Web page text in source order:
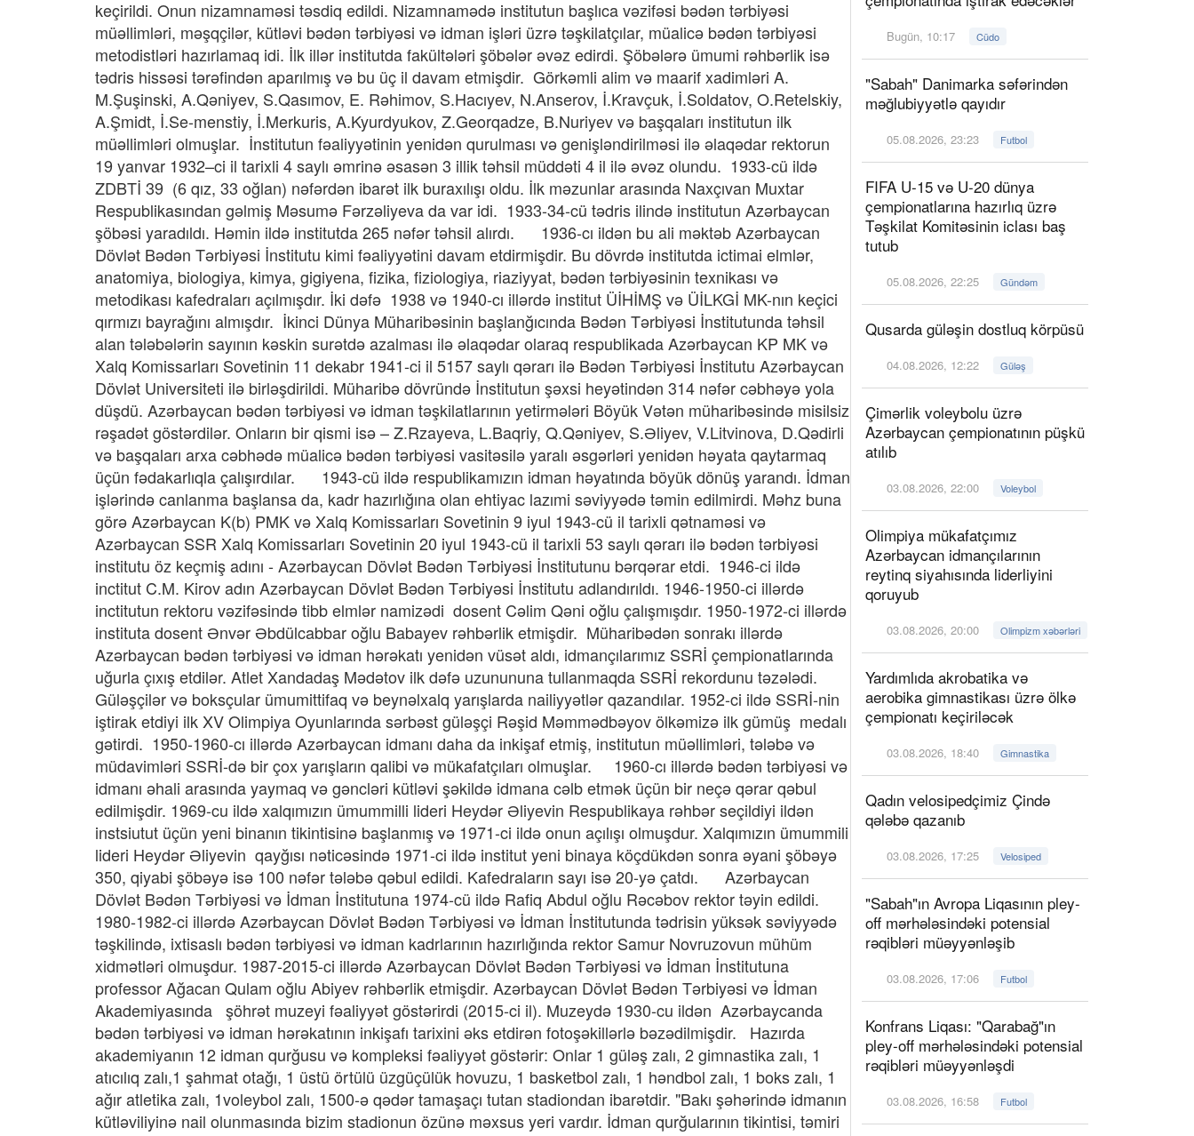
Bugün, 10:17 Cüdo
"Sabah" Danimarka səfərindən
məğlubiyyətlə qayıdır
05.08.2026, 23:23 Futbol
FIFA U-15 və U-20 dünya
çempionatlarına hazırlıq üzrə
Təşkilat Komitəsinin iclası baş
tutub
05.08.2026, 22:25 Gündəm
Qusarda güləşin dostluq körpüsü
04.08.2026, 12:22 Güləş
Çimərlik voleybolu üzrə
Azərbaycan çempionatının püşkü
atılıb
03.08.2026, 22:00 Voleybol
Olimpiya mükafatçımız
Azərbaycan idmançılarının
reytinq siyahısında liderliyini
qoruyub
03.08.2026, 20:00 Olimpizm xəbərləri
Yardımlıda akrobatika və
aerobika gimnastikası üzrə ölkə
çempionatı keçiriləcək
03.08.2026, 18:40 Gimnastika
Qadın velosipedçimiz Çində
qələbə qazanıb
03.08.2026, 17:25 Velosiped
"Sabah"ın Avropa Liqasının pley-
off mərhələsindəki potensial
rəqibləri müəyyənləşib
03.08.2026, 17:06 Futbol
Konfrans Liqası: "Qarabağ"ın
pley-off mərhələsindəki potensial
rəqibləri müəyyənləşdi
03.08.2026, 16:58 Futbol